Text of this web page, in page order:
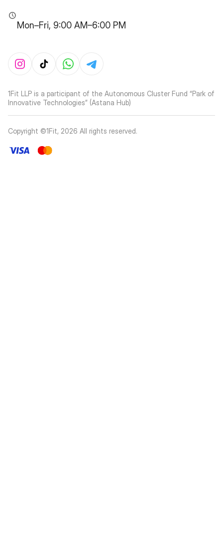
Mon–Fri, 9:00 AM–6:00 PM
1Fit LLP is a participant of the Autonomous Cluster Fund “Park of
Innovative Technologies” (Astana Hub)
Copyright ©1Fit, 2026 All rights reserved.